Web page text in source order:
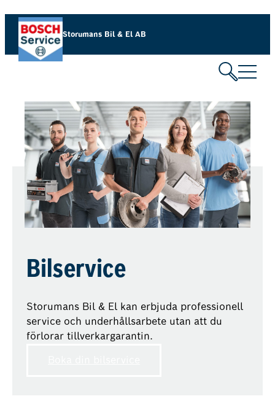
Storumans Bil & El AB
Bilservice
Storumans Bil & El kan erbjuda professionell
service och underhållsarbete utan att du
förlorar tillverkargarantin.